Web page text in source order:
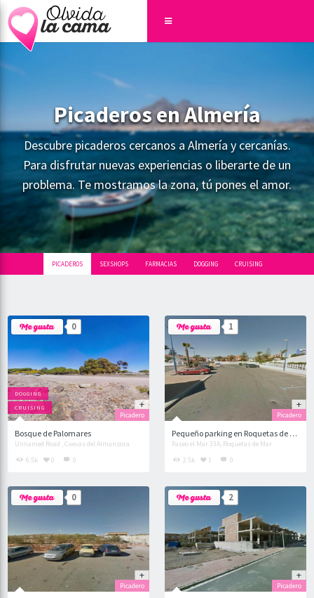
Picaderos en Almería
Descubre picaderos cercanos a Almería y cercanías.
Para disfrutar nuevas experiencias o liberarte de un
problema. Te mostramos la zona, tú pones el amor.
PICADEROS SEXSHOPS FARMACIAS DOGGING CRUISING
0
CRUISING
DOGGING
Bosque de Palomares
Unnamed Road , Cuevas del Almanzora
Picadero
6.5k 0 0
1
Pequeño parking en Roquetas de Mar
Paseo el Mar 33A, Roquetas de Mar
Picadero
2.5k 1 0
0
Picadero
2
Picadero